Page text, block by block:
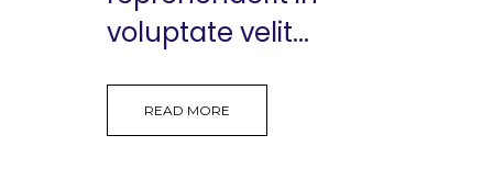
voluptate velit...
READ MORE